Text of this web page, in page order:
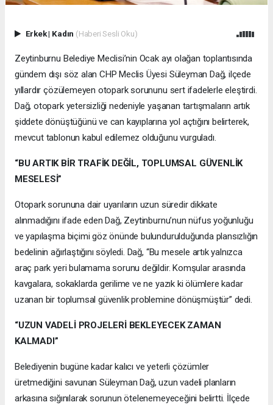
Erkek| Kadın (Haberi Sesli Oku)
Zeytinburnu Belediye Meclisi’nin Ocak ayı olağan toplantısında
gündem dışı söz alan CHP Meclis Üyesi Süleyman Dağ, ilçede
yıllardır çözülemeyen otopark sorununu sert ifadelerle eleştirdi.
Dağ, otopark yetersizliği nedeniyle yaşanan tartışmaların artık
şiddete dönüştüğünü ve can kayıplarına yol açtığını belirterek,
mevcut tablonun kabul edilemez olduğunu vurguladı.
“BU ARTIK BİR TRAFİK DEĞİL, TOPLUMSAL GÜVENLİK
MESELESİ”
Otopark sorununa dair uyarıların uzun süredir dikkate
alınmadığını ifade eden Dağ, Zeytinburnu’nun nüfus yoğunluğu
ve yapılaşma biçimi göz önünde bulundurulduğunda plansızlığın
bedelinin ağırlaştığını söyledi. Dağ, “Bu mesele artık yalnızca
araç park yeri bulamama sorunu değildir. Komşular arasında
kavgalara, sokaklarda gerilime ve ne yazık ki ölümlere kadar
uzanan bir toplumsal güvenlik problemine dönüşmüştür” dedi.
“UZUN VADELİ PROJELERİ BEKLEYECEK ZAMAN
KALMADI”
Belediyenin bugüne kadar kalıcı ve yeterli çözümler
üretmediğini savunan Süleyman Dağ, uzun vadeli planların
arkasına sığınılarak sorunun ötelenemeyeceğini belirtti. İlçede